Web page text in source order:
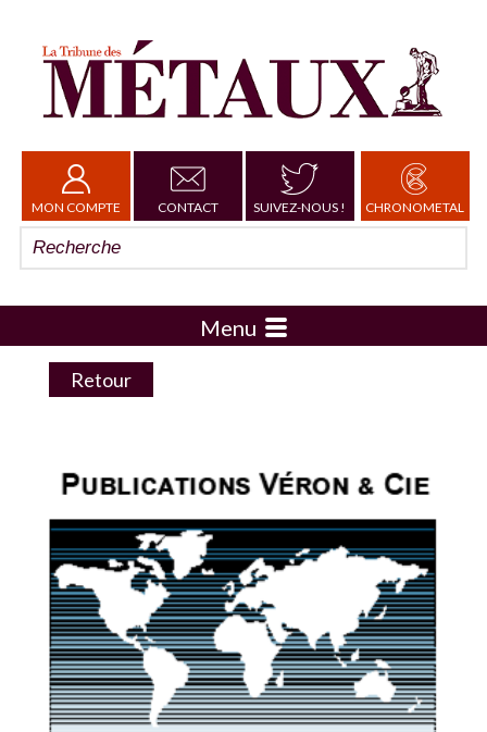
MON COMPTE CONTACT SUIVEZ-NOUS ! CHRONOMETAL
Menu
Retour